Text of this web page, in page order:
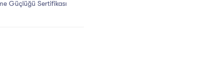
Güçlüğü Sertifikası